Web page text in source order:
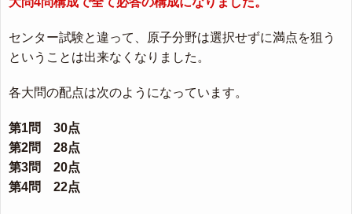
センター試験と違って、原子分野は選択せずに満点を狙う
ということは出来なくなりました。
各大問の配点は次のようになっています。
第1問 30点
第2問 28点
第3問 20点
第4問 22点